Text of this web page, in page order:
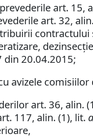
art. 15,
art. 32,
contractului
din 20.04.2015;
avizele comisiilor
art. 36, alin.
117, alin. (1), lit.